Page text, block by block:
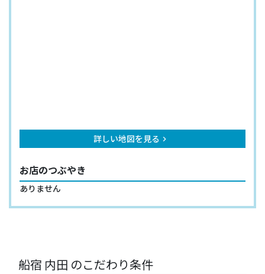
詳しい地図を見る keyboard_arrow_right
お店のつぶやき
ありません
船宿 内田 のこだわり条件